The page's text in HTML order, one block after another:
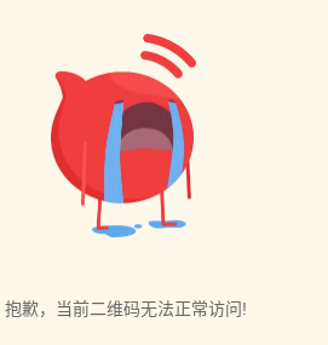
抱歉，当前二维码无法正常访问!